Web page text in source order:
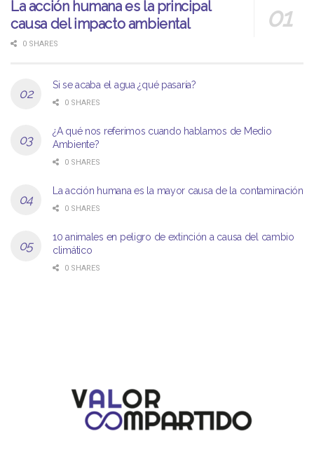
La acción humana es la principal
causa del impacto ambiental
0 SHARES
Si se acaba el agua ¿qué pasaría?
0 SHARES
¿A qué nos referimos cuando hablamos de Medio
Ambiente?
0 SHARES
La acción humana es la mayor causa de la contaminación
0 SHARES
10 animales en peligro de extinción a causa del cambio
climático
0 SHARES